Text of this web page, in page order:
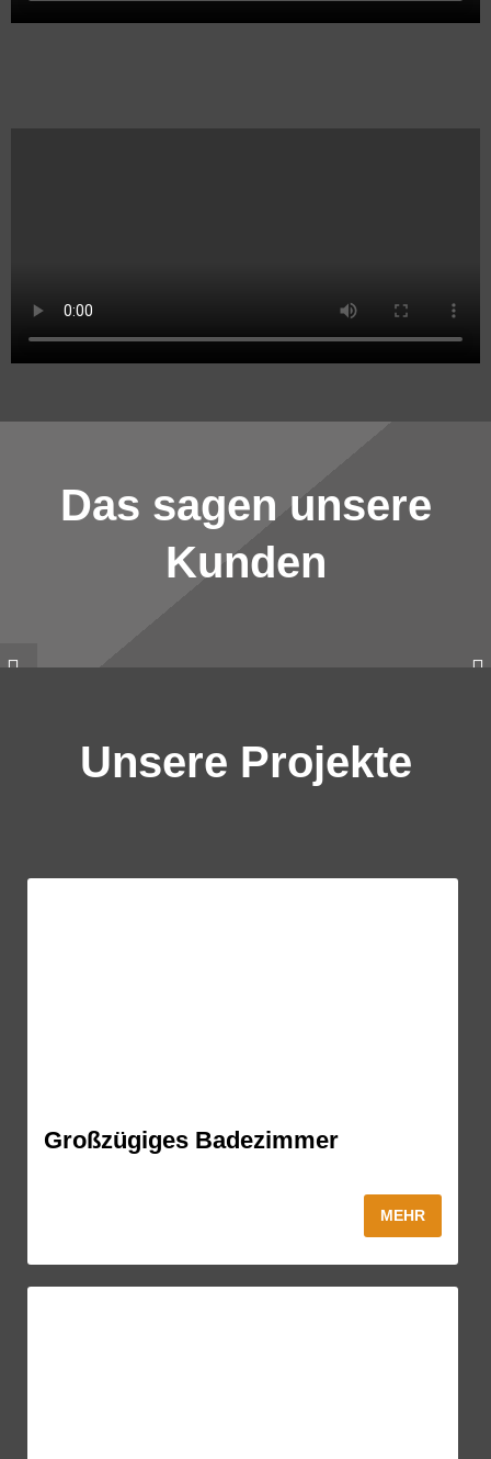
Das sagen unsere
Kunden
Unsere Projekte
Großzügiges Badezimmer
MEHR